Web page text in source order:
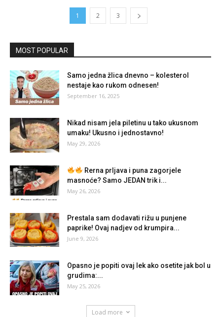
1 2 3
MOST POPULAR
Samo jedna žlica dnevno – kolesterol
nestaje kao rukom odnesen!
September 16, 2025
Nikad nisam jela piletinu u tako ukusnom
umaku! Ukusno i jednostavno!
May 29, 2026
Rerna prljava i puna zagorjele
masnoće? Samo JEDAN trik i...
May 26, 2026
Prestala sam dodavati rižu u punjene
paprike! Ovaj nadjev od krumpira...
June 9, 2026
Opasno je popiti ovaj lek ako osetite jak bol u
grudima:...
May 25, 2026
Load more